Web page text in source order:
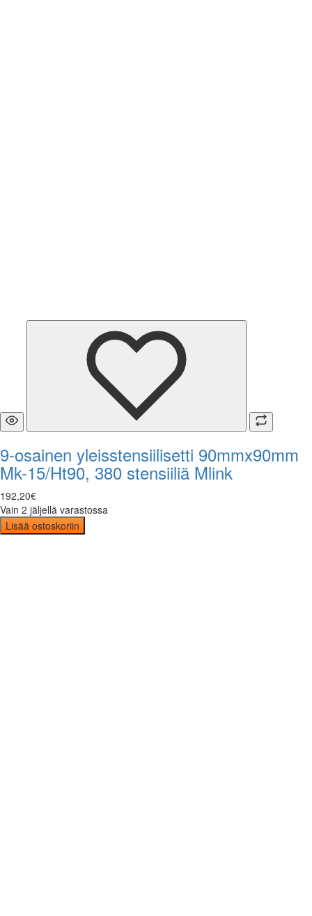
9-osainen yleisstensiilisetti 90mmx90mm
Mk-15/Ht90, 380 stensiiliä Mlink
192,20€
Vain 2 jäljellä varastossa
Lisää ostoskoriin